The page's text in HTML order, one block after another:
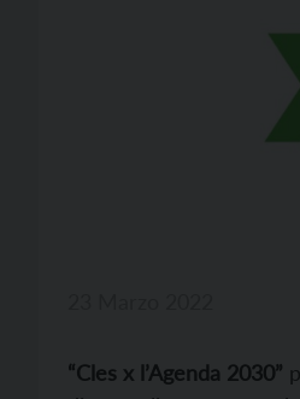
“Cles x l’Agenda 2030”